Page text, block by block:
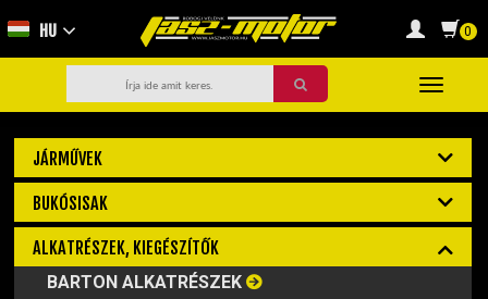
HU 0
Toggle
JÁRMŰVEK
MOTORKERÉKPÁR
QUAD / ATV
SXS / UTV
DIRT BIKE / PIT BIKE
BUKÓSISAK
BUKÓSISAK ALKATRÉSZ
NYITOTT BUKÓSISAK
ALKATRÉSZEK, KIEGÉSZÍTŐK
BARTON ALKATRÉSZEK